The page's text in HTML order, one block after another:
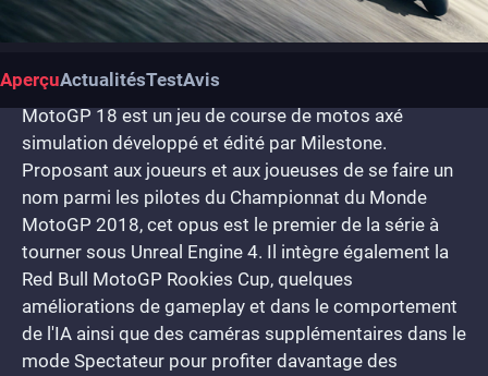
AperçuActualitésTestAvis
MotoGP 18 est un jeu de course de motos axé
simulation développé et édité par Milestone.
Proposant aux joueurs et aux joueuses de se faire un
nom parmi les pilotes du Championnat du Monde
MotoGP 2018, cet opus est le premier de la série à
tourner sous Unreal Engine 4. Il intègre également la
Red Bull MotoGP Rookies Cup, quelques
améliorations de gameplay et dans le comportement
de l'IA ainsi que des caméras supplémentaires dans le
mode Spectateur pour profiter davantage des